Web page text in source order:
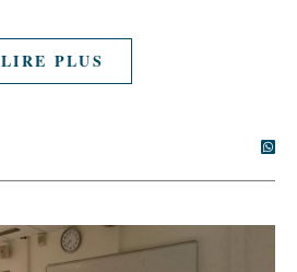
LIRE PLUS